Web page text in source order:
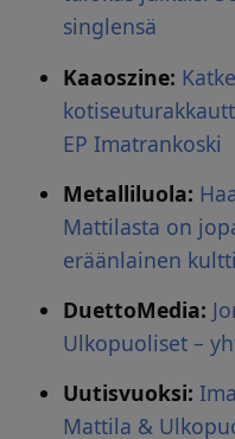
singlensä
Kaaoszine:
EP Imatrankoski
Metalliluola:
Mattilasta on
eräänlainen
DuettoMedia:
Ulkopuoliset –
Uutisvuoksi:
Mattila &